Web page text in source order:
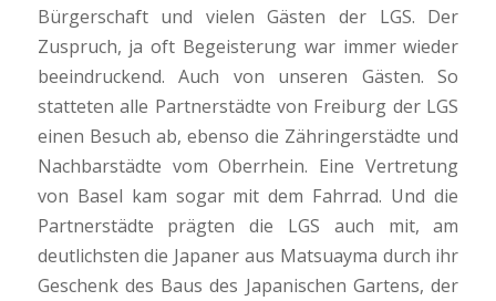
Bürgerschaft und vielen Gästen der LGS. Der
Zuspruch, ja oft Begeisterung war immer wieder
beeindruckend. Auch von unseren Gästen. So
statteten alle Partnerstädte von Freiburg der LGS
einen Besuch ab, ebenso die Zähringerstädte und
Nachbarstädte vom Oberrhein. Eine Vertretung
von Basel kam sogar mit dem Fahrrad. Und die
Partnerstädte prägten die LGS auch mit, am
deutlichsten die Japaner aus Matsuayma durch ihr
Geschenk des Baus des Japanischen Gartens, der